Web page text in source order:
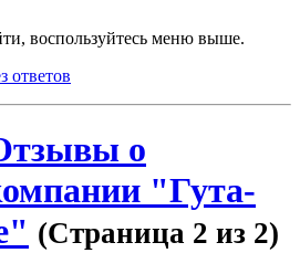
воспользуйтесь меню выше.
ответов
о
"Гута-
(Страница 2 из 2)